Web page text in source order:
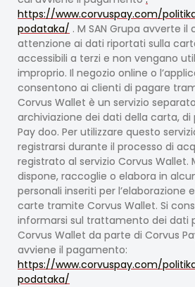
https://www.corvuspay.com/
podataka/ . M SAN Grupa avverte
attenzione ai dati riportati sulla
accessibili a terzi e non vengano
improprio. Il negozio online o
consentono ai clienti di pagare
Corvus Wallet è un servizio
archiviazione dei dati della carta, di
Pay doo. Per utilizzare questo
registrarsi durante il processo di
registrato al servizio Corvus Wallet.
dispone, raccoglie o elabora in
personali inseriti per l’elaborazione
carte tramite Corvus Wallet. Si
informarsi sul trattamento dei dati
Corvus Wallet da parte di Corvus
avviene il pagamento:
https://www.corvuspay.com/
podataka/